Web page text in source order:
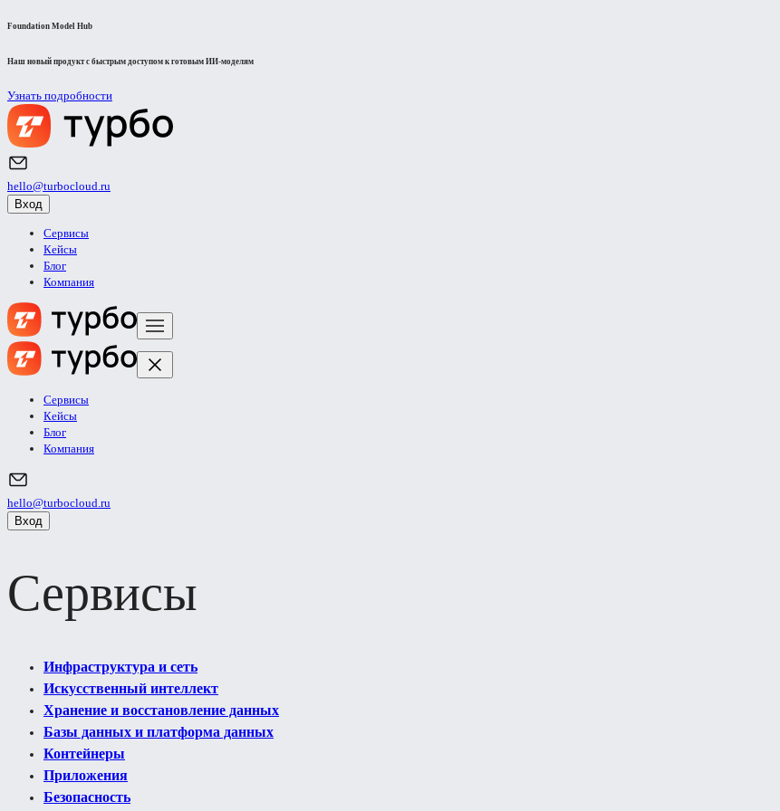
Foundation Model Hub
Наш новый продукт с быстрым доступом к готовым ИИ-моделям
Узнать подробности
hello@turbocloud.ru
Вход
Сервисы
Кейсы
Блог
Компания
Сервисы
Кейсы
Блог
Компания
hello@turbocloud.ru
Вход
Сервисы
Инфраструктура и сеть
Искусственный интеллект
Хранение и восстановление данных
Базы данных и платформа данных
Контейнеры
Приложения
Безопасность